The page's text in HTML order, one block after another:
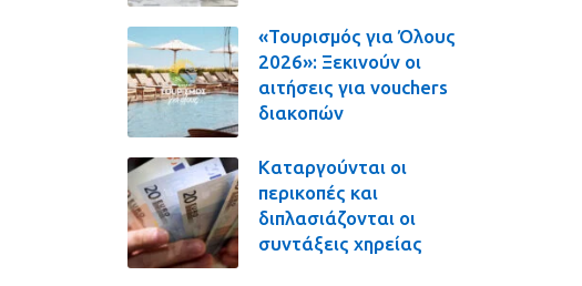
«Τουρισμός για Όλους
2026»: Ξεκινούν οι
αιτήσεις για vouchers
διακοπών
Καταργούνται οι
περικοπές και
διπλασιάζονται οι
συντάξεις χηρείας